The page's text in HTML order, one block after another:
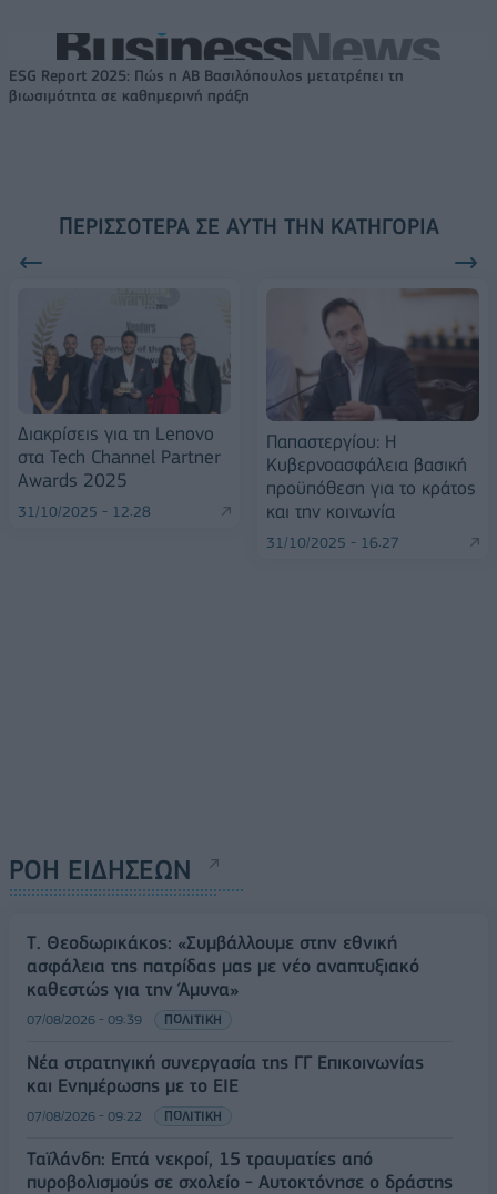
ESG Report 2025: Πώς η ΑΒ Βασιλόπουλος μετατρέπει τη
βιωσιμότητα σε καθημερινή πράξη
ΠΕΡΙΣΣΌΤΕΡΑ ΣΕ ΑΥΤΉ ΤΗΝ ΚΑΤΗΓΟΡΊΑ
Διακρίσεις για τη Lenovo
στα Tech Channel Partner
Awards 2025
31/10/2025 - 12:28
Παπαστεργίου: Η
Κυβερνοασφάλεια βασική
προϋπόθεση για τo κράτος
και την κοινωνία
31/10/2025 - 16:27
ΡΟΗ ΕΙΔΗΣΕΩΝ
Τ. Θεοδωρικάκος: «Συμβάλλουμε στην εθνική
ασφάλεια της πατρίδας μας με νέο αναπτυξιακό
καθεστώς για την Άμυνα»
07/08/2026 - 09:39 ΠΟΛΙΤΙΚΗ
Νέα στρατηγική συνεργασία της ΓΓ Επικοινωνίας
και Ενημέρωσης με το ΕΙΕ
07/08/2026 - 09:22 ΠΟΛΙΤΙΚΗ
Ταϊλάνδη: Επτά νεκροί, 15 τραυματίες από
πυροβολισμούς σε σχολείο - Αυτοκτόνησε ο δράστης